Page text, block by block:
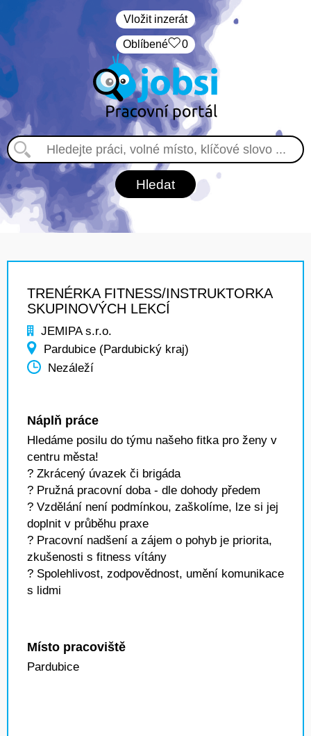
Vložit inzerát
Oblíbené 0
TRENÉRKA FITNESS/INSTRUKTORKA
SKUPINOVÝCH LEKCÍ
JEMIPA s.r.o.
Pardubice (Pardubický kraj)
Nezáleží
Náplň práce
Hledáme posilu do týmu našeho fitka pro ženy v
centru města!
? Zkrácený úvazek či brigáda
? Pružná pracovní doba - dle dohody předem
? Vzdělání není podmínkou, zaškolíme, lze si jej
doplnit v průběhu praxe
? Pracovní nadšení a zájem o pohyb je priorita,
zkušenosti s fitness vítány
? Spolehlivost, zodpovědnost, umění komunikace
s lidmi
Místo pracoviště
Pardubice